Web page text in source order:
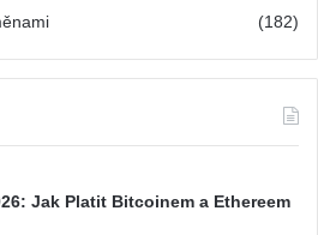
(182)
Jak Platit Bitcoinem a Ethereem